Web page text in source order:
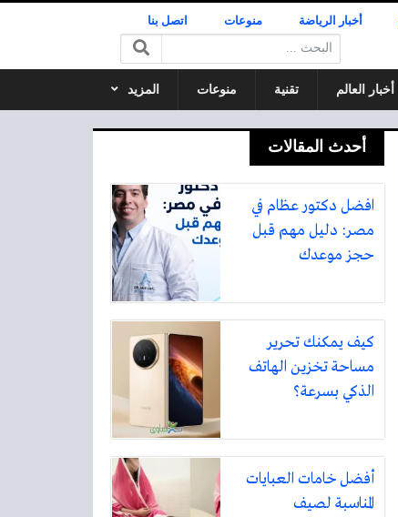
أخبار الرياضة منوعات اتصل بنا
البحث:
أخبار العالم تقنية منوعات المزيد
أحدث المقالات
افضل دكتور عظام في
مصر: دليل مهم قبل
حجز موعدك
كيف يمكنك تحرير
مساحة تخزين الهاتف
الذكي بسرعة؟
أفضل خامات العبايات
المناسبة لصيف